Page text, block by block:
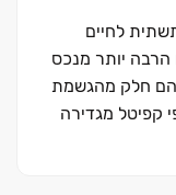
לחיים
הרבה יותר מנכס
הם חלק מהגשמת
אפי קפיטל מגדירה